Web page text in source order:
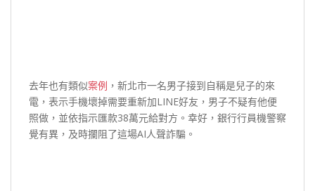
去年也有類似案例 ，新北市一名男子接到自稱是兒子的來
電，表示手機壞掉需要重新加LINE好友，男子不疑有他便
照做，並依指示匯款38萬元給對方。幸好，銀行行員機警察
覺有異，及時攔阻了這場AI人聲詐騙。